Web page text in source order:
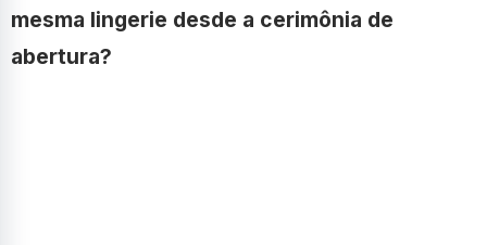
mesma lingerie desde a cerimônia de
abertura?